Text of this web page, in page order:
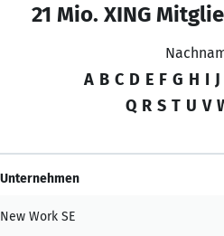
21 Mio. XING
A B C D E F G H I J
Q R S T U V
Unternehmen
New Work SE